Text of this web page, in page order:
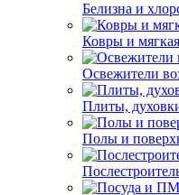
Белизна и
Ковры и
Освежители
Плиты,
Полы и